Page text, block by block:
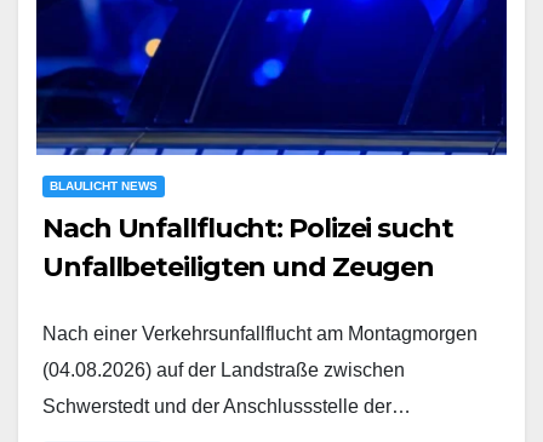
BLAULICHT NEWS
Nach Unfallflucht: Polizei sucht
Unfallbeteiligten und Zeugen
Nach einer Verkehrsunfallflucht am Montagmorgen
(04.08.2026) auf der Landstraße zwischen
Schwerstedt und der Anschlussstelle der…